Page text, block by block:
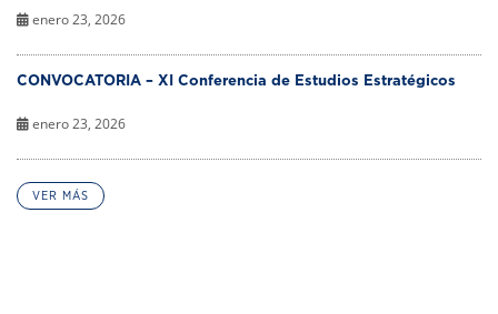
enero 23, 2026
CONVOCATORIA – XI Conferencia de Estudios Estratégicos
enero 23, 2026
VER MÁS